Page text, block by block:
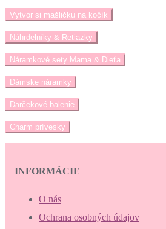
Vytvor si mašličku na kočík
Náhrdelníky & Retiazky
Náramkové sety Mama & Dieťa
Dámske náramky
Darčekové balenie
Charm prívesky
INFORMÁCIE
O nás
Ochrana osobných údajov